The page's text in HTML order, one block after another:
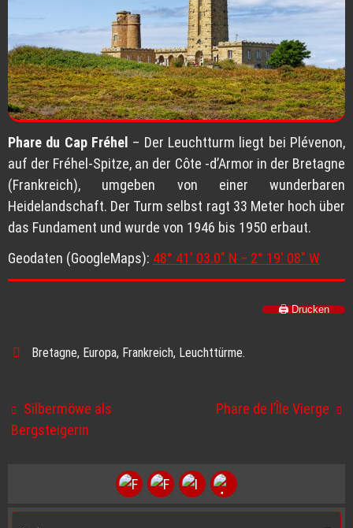
Phare du Cap Fréhel – Der Leuchtturm liegt bei Plévenon,
auf der Fréhel-Spitze, an der Côte -d’Armor in der Bretagne
(Frankreich), umgeben von einer wunderbaren
Heidelandschaft. Der Turm selbst ragt 33 Meter hoch über
das Fundament und wurde von 1946 bis 1950 erbaut.
Geodaten (GoogleMaps): 48° 41′ 03.0″ N – 2° 19′ 08″ W
🖨️ Drucken
Bretagne, Europa, Frankreich, Leuchttürme.
Silbermöwe als
Bergsteigerin
Phare de l’Île Vierge